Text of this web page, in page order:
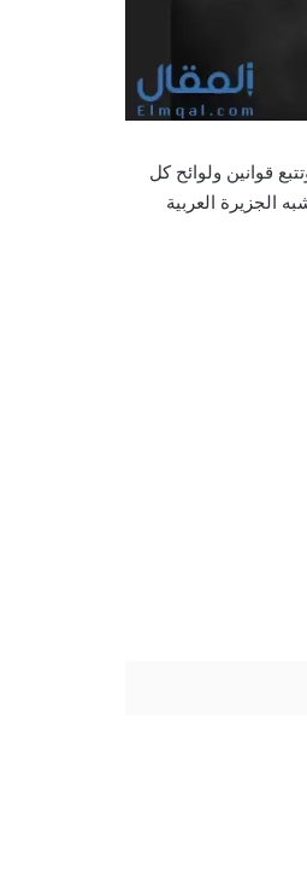
قوانين ولوائح كل
العربية